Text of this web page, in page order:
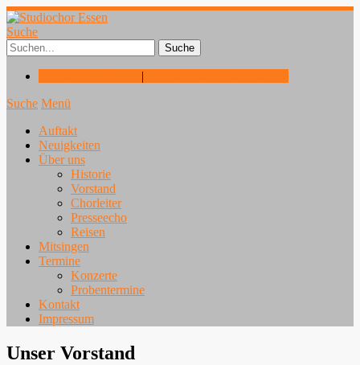
Suche
|
Suche Menü
Auftakt
Neuigkeiten
Über uns
Historie
Vorstand
Chorleiter
Presseecho
Reisen
Mitsingen
Termine
Konzerte
Probentermine
Kontakt
Impressum
Unser Vorstand